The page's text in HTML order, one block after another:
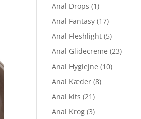
Anal Drops (1)
Anal Fantasy (17)
Anal Fleshlight (5)
Anal Glidecreme (23)
Anal Hygiejne (10)
Anal Kæder (8)
Anal kits (21)
Anal Krog (3)